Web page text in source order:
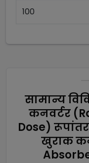
100
सामान्य
कनवर्टर
Dose)
खुराक